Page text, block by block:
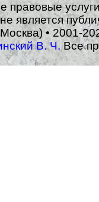
правовые
является
• 2001-
В. Ч.Все